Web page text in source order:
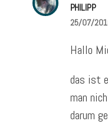
PHILIPP
25/07/
Hallo
das ist
man
darum